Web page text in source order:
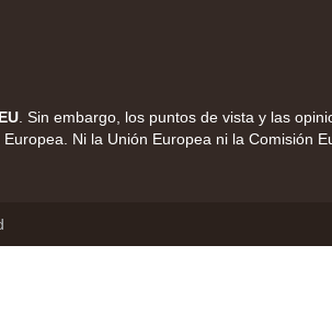
. Sin embargo, los puntos de vista y las
Ni la Unión Europea ni la Comisión